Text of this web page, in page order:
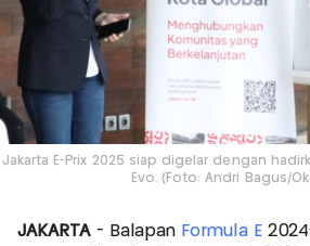
Jakarta E-Prix 2025 siap digelar dengan
Evo. (Foto: Andri Bagus/
JAKARTA - Balapan Formula E